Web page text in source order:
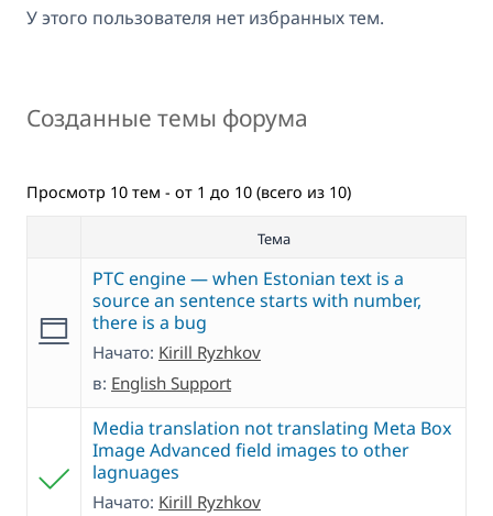
У этого пользователя нет избранных тем.
Созданные темы форума
Просмотр 10 тем - от 1 до 10 (всего из 10)
Тема
PTC engine — when Estonian text is a
source an sentence starts with number,
there is a bug
Начато: Kirill Ryzhkov
в: English Support
Media translation not translating Meta Box
Image Advanced field images to other
lagnuages
Начато: Kirill Ryzhkov